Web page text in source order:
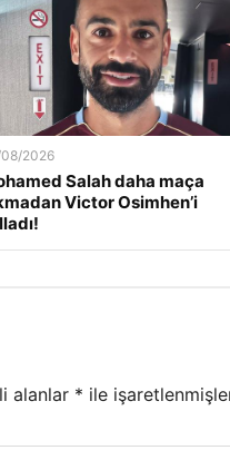
2026
Salah daha maça
Victor Osimhen’i
alanlar * ile